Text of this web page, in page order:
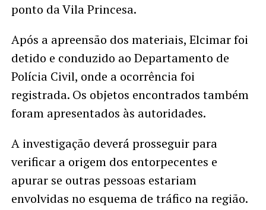
ponto da Vila Princesa.
Após a apreensão dos materiais, Elcimar foi
detido e conduzido ao Departamento de
Polícia Civil, onde a ocorrência foi
registrada. Os objetos encontrados também
foram apresentados às autoridades.
A investigação deverá prosseguir para
verificar a origem dos entorpecentes e
apurar se outras pessoas estariam
envolvidas no esquema de tráfico na região.